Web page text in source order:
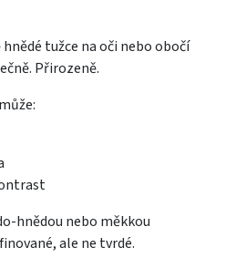
tužce na oči nebo obočí
Přirozeně.
hnědou nebo měkkou
ale ne tvrdé.